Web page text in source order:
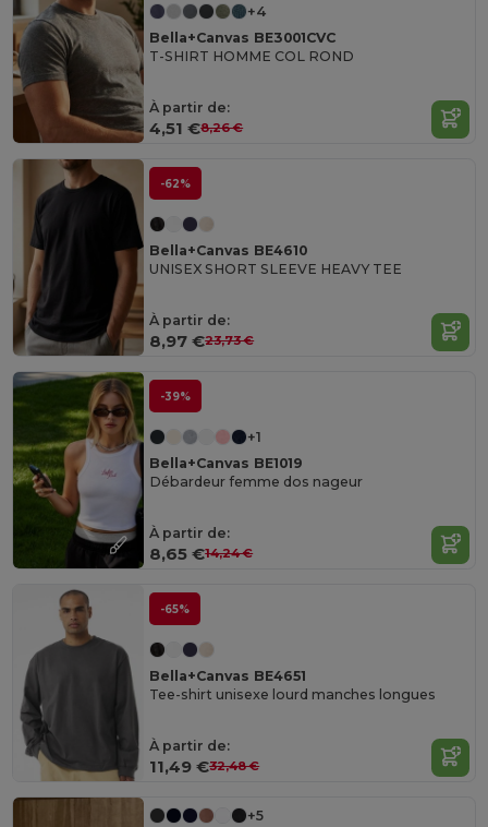
+4
Bella+Canvas BE3001CVC
T-SHIRT HOMME COL ROND
À partir de:
4,51 €8,26 €
-62%
Bella+Canvas BE4610
UNISEX SHORT SLEEVE HEAVY TEE
À partir de:
8,97 €23,73 €
-39%
+1
Bella+Canvas BE1019
Débardeur femme dos nageur
À partir de:
8,65 €14,24 €
-65%
Bella+Canvas BE4651
Tee-shirt unisexe lourd manches longues
À partir de:
11,49 €32,48 €
+5